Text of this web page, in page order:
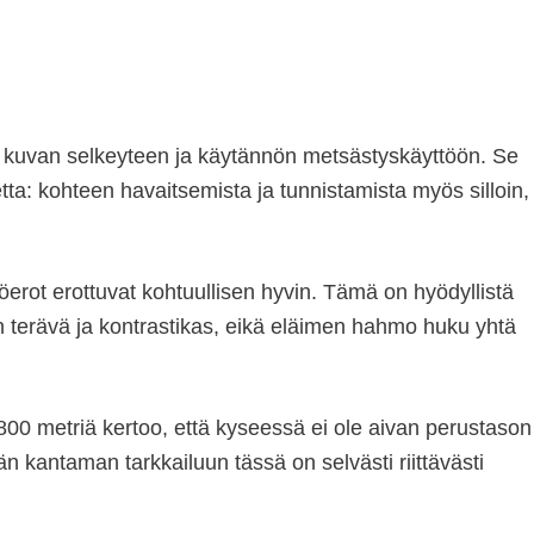
selkeyteen ja käytännön metsästyskäyttöön. Se
kohteen havaitsemista ja tunnistamista myös silloin,
erottuvat kohtuullisen hyvin. Tämä on hyödyllistä
ja kontrastikas, eikä eläimen hahmo huku yhtä
metriä kertoo, että kyseessä ei ole aivan perustason
kantaman tarkkailuun tässä on selvästi riittävästi